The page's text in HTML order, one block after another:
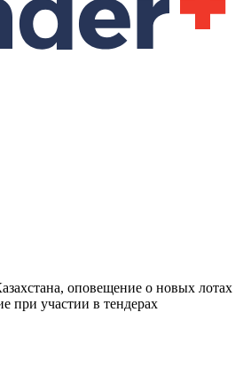
оповещение о новых лотах
при участии в тендерах